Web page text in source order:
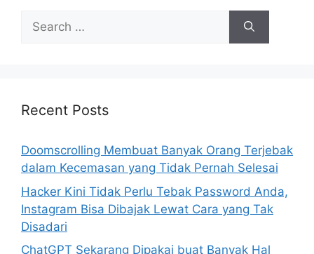
h
r
:
Recent Posts
Doomscrolling Membuat Banyak Orang Terjebak
dalam Kecemasan yang Tidak Pernah Selesai
Hacker Kini Tidak Perlu Tebak Password Anda,
Instagram Bisa Dibajak Lewat Cara yang Tak
Disadari
ChatGPT Sekarang Dipakai buat Banyak Hal